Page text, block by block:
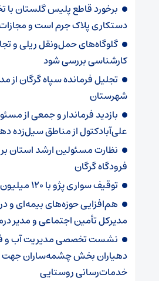
برخورد قاطع پلیس گلستان با
دستکاری پلاک جرم است و
گلوگاه‌های حمل‌ونقل ریلی و
کارشناسی بررسی شود
تجلیل فرمانده سپاه گرگان از
شهرستان
بازدید فرماندار و جمعی از
علی‌آبادکتول از مناطق سیل‌زده
نظارت مسئولین ارشد استان
فرودگاه گرگان
توقیف سواری پژو با ۱۲۰ میلیون ریال خلافی
هم‌افزایی حوزه‌های بیمه‌ای و
مدیرکل تأمین اجتماعی و مدیر
نشست تخصصی مدیریت آب و
دهیاران بخش چشمه‌ساران جهت
خدمات‌رسانی روستایی